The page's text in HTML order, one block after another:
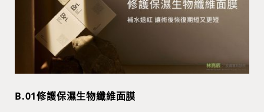
B.01修護保濕生物纖維面膜